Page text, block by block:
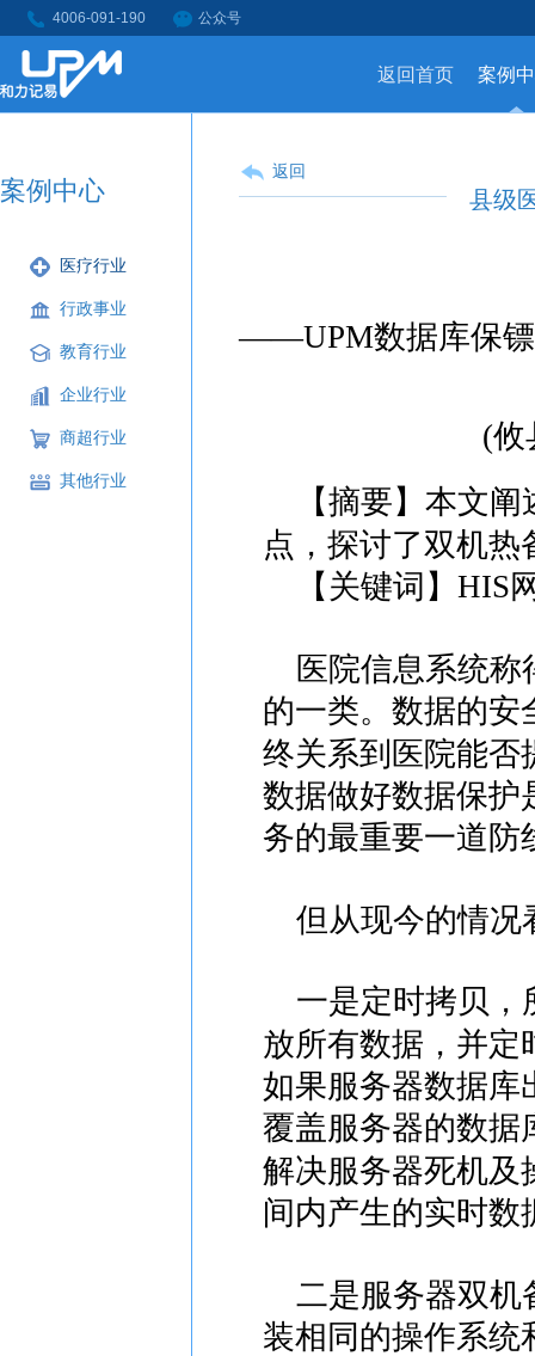
4006-091-190 公众号
返回首页 案例
案例中心
医疗行业
行政事业
教育行业
企业行业
商超行业
其他行业
返回
县级
——UPM数据库保镖
(攸
【摘要】本文阐
点，探讨了双机热
【关键词】HIS
医院信息系统称
的一类。数据的安
终关系到医院能否
数据做好数据保护
务的最重要一道防
但从现今的情况
一是定时拷贝，
放所有数据，并定
如果服务器数据库
覆盖服务器的数据
解决服务器死机及
间内产生的实时数
二是服务器双机
装相同的操作系统